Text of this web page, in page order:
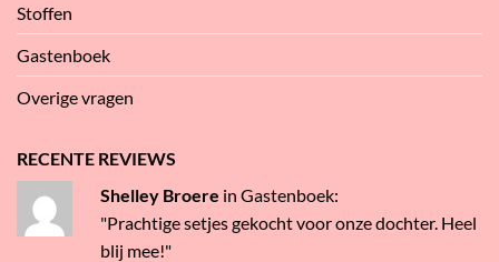
Stoffen
Gastenboek
Overige vragen
RECENTE REVIEWS
Shelley Broere in Gastenboek:
"Prachtige setjes gekocht voor onze dochter. Heel
blij mee!"